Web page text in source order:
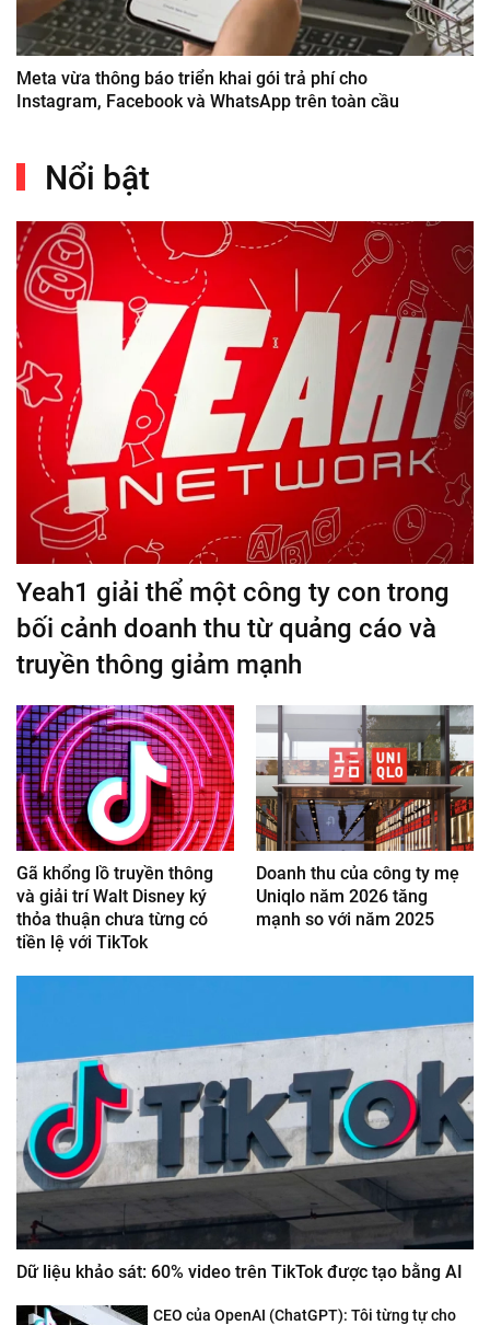
Meta vừa thông báo triển khai gói trả phí cho
Instagram, Facebook và WhatsApp trên toàn cầu
Nổi bật
Yeah1 giải thể một công ty con trong
bối cảnh doanh thu từ quảng cáo và
truyền thông giảm mạnh
Gã khổng lồ truyền thông
và giải trí Walt Disney ký
thỏa thuận chưa từng có
tiền lệ với TikTok
Doanh thu của công ty mẹ
Uniqlo năm 2026 tăng
mạnh so với năm 2025
Dữ liệu khảo sát: 60% video trên TikTok được tạo bằng AI
CEO của OpenAI (ChatGPT): Tôi từng tự cho